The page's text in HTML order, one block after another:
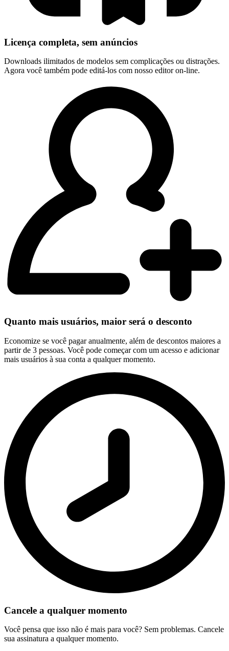
Licença completa, sem anúncios
Downloads ilimitados de modelos sem complicações ou distrações.
Agora você também pode editá-los com nosso editor on-line.
Quanto mais usuários, maior será o desconto
Economize se você pagar anualmente, além de descontos maiores a
partir de 3 pessoas. Você pode começar com um acesso e adicionar
mais usuários à sua conta a qualquer momento.
Cancele a qualquer momento
Você pensa que isso não é mais para você? Sem problemas. Cancele
sua assinatura a qualquer momento.